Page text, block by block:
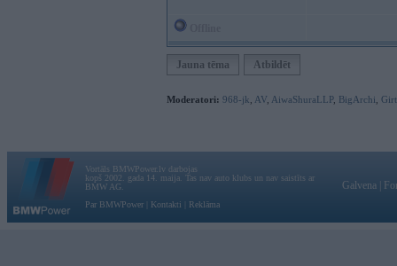
Jauna tēma Atbildēt
Moderatori: 968-jk AV AiwaShuraLLP, BigArchi
Vortāls BMWPower.lv darbojas
kopš 2002. gada 14. maija. Tas nav auto klubs un nav saistīts ar
BMW AG.
Par BMWPower
Kontakti Reklāma
Galvena